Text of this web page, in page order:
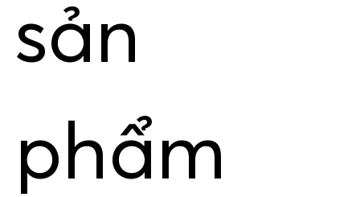
sản
phẩm